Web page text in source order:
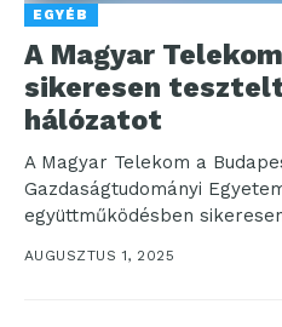
EGYÉB
A Magyar
sikeresen
hálózatot
A Magyar Telekom a
Gazdaságtudományi
együttműködésben
képes Triple PON...
AUGUSZTUS 1, 2025